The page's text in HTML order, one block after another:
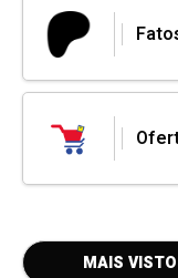
MAIS